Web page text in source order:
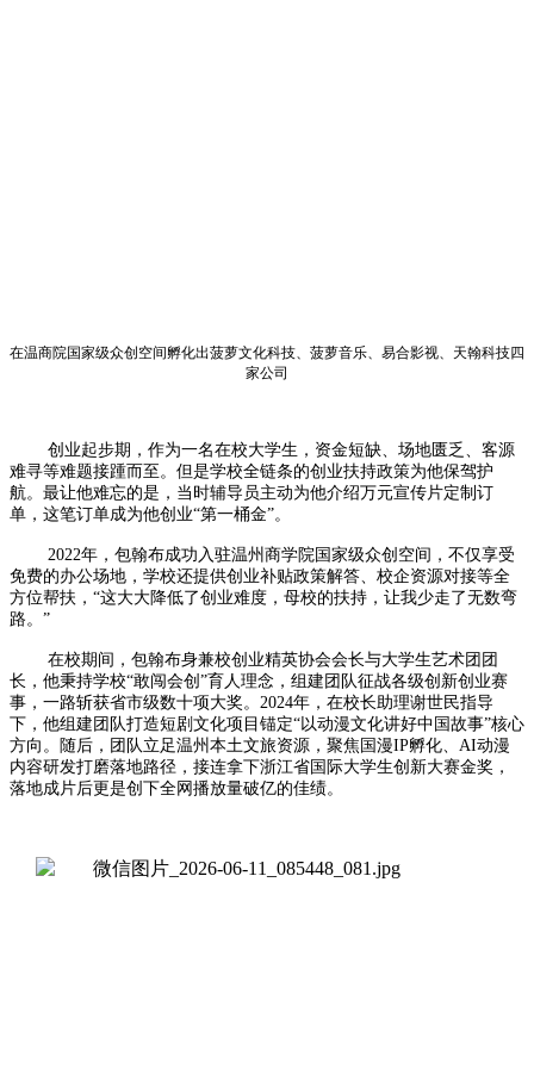
在温商院国家级众创空间孵化出菠萝文化科技、菠萝音乐、易合影视、天翰科技四
家公司
创业起步期，作为一名在校大学生，资金短缺、场地匮乏、客源
难寻等难题接踵而至。但是学校全链条的创业扶持政策为他保驾护
航。最让他难忘的是，当时辅导员主动为他介绍万元宣传片定制订
单，这笔订单成为他创业“第一桶金”。
2022年，包翰布成功入驻温州商学院国家级众创空间，不仅享受
免费的办公场地，学校还提供创业补贴政策解答、校企资源对接等全
方位帮扶，“这大大降低了创业难度，母校的扶持，让我少走了无数弯
路。”
在校期间，包翰布身兼校创业精英协会会长与大学生艺术团团
长，他秉持学校“敢闯会创”育人理念，组建团队征战各级创新创业赛
事，一路斩获省市级数十项大奖。2024年，在校长助理谢世民指导
下，他组建团队打造短剧文化项目锚定“以动漫文化讲好中国故事”核心
方向。随后，团队立足温州本土文旅资源，聚焦国漫IP孵化、AI动漫
内容研发打磨落地路径，接连拿下浙江省国际大学生创新大赛金奖，
落地成片后更是创下全网播放量破亿的佳绩。